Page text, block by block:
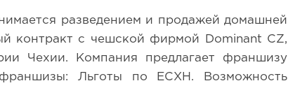
разведением и продажей домашней
контракт с чешской фирмой Dominant CZ,
Чехии. Компания предлагает франшизу
Льготы по ЕСХН. Возможность